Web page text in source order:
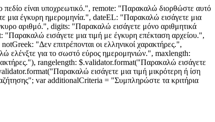
είναι υποχρεωτικό.", remote: "Παρακαλώ διορθώστε αυτό
έγκυρη ημερομηνία.", dateEL: "Παρακαλώ εισάγετε μια
αριθμό.", digits: "Παρακαλώ εισάγετε μόνο αριθμητικά
εισάγετε μια τιμή με έγκυρη επέκταση αρχείου.",
"Δεν επιτρέπονται οι ελληνικοί χαρακτήρες.",
για το σωστό εύρος ημερομηνιών.", maxlength:
rangelength: $.validator.format("Παρακαλώ εισάγετε
εισάγετε μια τιμή μικρότερη ή ίση
var additionalCriteria = "Συμπληρώστε τα κριτήρια